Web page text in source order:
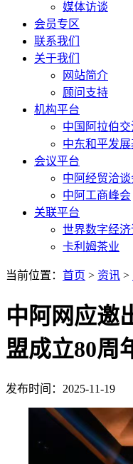
媒体访谈
会员专区
联系我们
关于我们
网站简介
顾问支持
机构平台
中国阿拉伯
中东和平发
会议平台
中阿经贸洽谈
中阿工商峰会
关联平台
世界数字经
卡利姆茶业
当前位置： 首页 > 资讯 >
中阿网应邀
盟成立80周
发布时间：2025-11-19